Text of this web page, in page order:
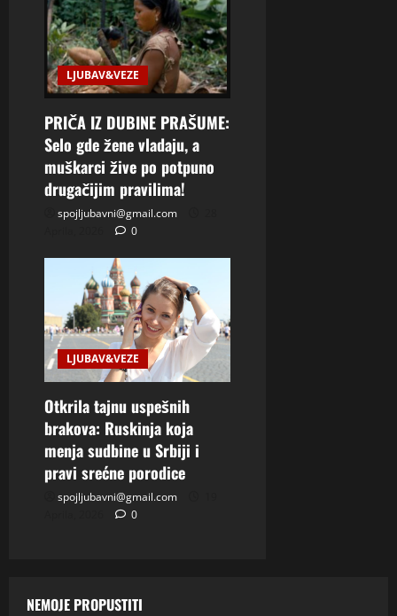
LJUBAV&VEZE
PRIČA IZ DUBINE PRAŠUME:
Selo gde žene vladaju, a
muškarci žive po potpuno
drugačijim pravilima!
spojljubavni@gmail.com
0
LJUBAV&VEZE
Otkrila tajnu uspešnih
brakova: Ruskinja koja
menja sudbine u Srbiji i
pravi srećne porodice
spojljubavni@gmail.com
0
NEMOJE PROPUSTITI